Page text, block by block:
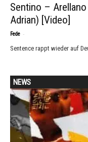
Sentino –
Adrian) [Video]
Fede -
Sentence rappt wieder auf
NEWS